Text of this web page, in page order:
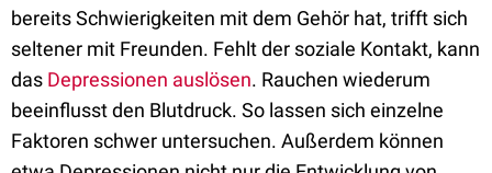
bereits Schwierigkeiten mit dem Gehör hat, trifft sich
seltener mit Freunden. Fehlt der soziale Kontakt, kann
das Depressionen auslösen. Rauchen wiederum
beeinflusst den Blutdruck. So lassen sich einzelne
Faktoren schwer untersuchen. Außerdem können